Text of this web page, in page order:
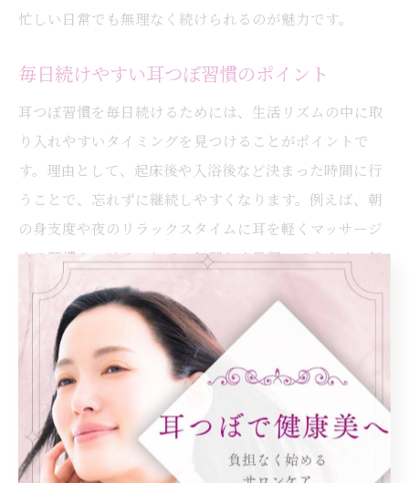
忙しい日常でも無理なく続けられるのが魅力です。
毎日続けやすい耳つぼ習慣のポイント
耳つぼ習慣を毎日続けるためには、生活リズムの中に取
り入れやすいタイミングを見つけることがポイントで
す。理由として、起床後や入浴後など決まった時間に行
うことで、忘れずに継続しやすくなります。例えば、朝
の身支度や夜のリラックスタイムに耳を軽くマッサージ
する習慣をつけることで、無理なく日課にできます。毎
日の小さな積み重ねが、美容や健康の維持・向上につな
がるため、まずは1日数分から始めてみましょう。
セルフケアで感じる耳つぼのメリット紹介
セルフケアによる耳つぼの最大のメリットは、手軽さと
継続性です。理由は、耳つぼ刺激は道具を使わず短時間
で行えるため、忙しい方でも無理なく続けられる点にあ